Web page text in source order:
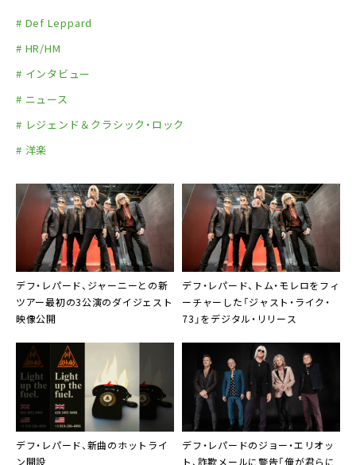
7.アーマゲドン
8.ロック・オン
9.マン・イナフ
10.ロケット
11.ブリンギン・オン・ザ・ハートブレイク
12.スイッチ625
14.レッツ・ゲット・ロック
15.シュガー・オン・ミー
〈アンコール〉
16.ロック・オブ・エイジズ
17.フォトグラフ
ボーナス映像
1.レッツ・ゴー（リリック・ビデオ）
2.レッツ・ゴー（ミュージック・ビデオ）
3.デンジャラス（ミュージック・ビデオ）
4.マン・イナフ（ミュージック・ビデオ）
5.ウィ・ビロング（ミュージック・ビデオ）
# Def Leppard
# HR/HM
# インタビュー
# ニュース
# レジェンド＆クラシック・ロック
# 洋楽
デフ・レパード、ジャーニーとの新
ツアー最初の3公演のダイジェスト
映像公開
デフ・レパード、トム・モレロをフィ
ーチャーした「ジャスト・ライク・
73」をデジタル・リリース
デフ・レパード、新曲のホットライ
ン開設
デフ・レパードのジョー・エリオッ
ト、詐欺メールに警告「俺が君らに